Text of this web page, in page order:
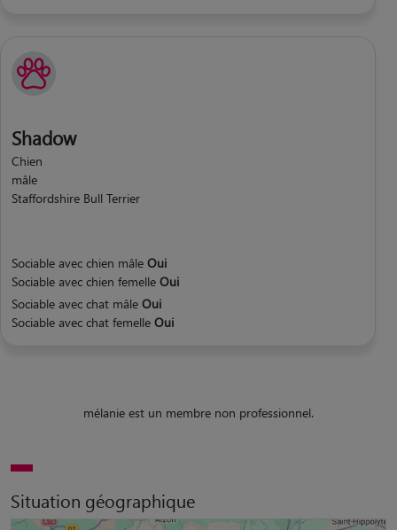
Shadow
Chien
mâle
Staffordshire Bull Terrier
Sociable avec chien mâle Oui
Sociable avec chien femelle Oui
Sociable avec chat mâle Oui
Sociable avec chat femelle Oui
mélanie est un membre non professionnel.
Situation géographique